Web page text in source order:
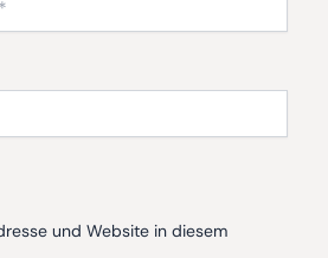
und Website in diesem